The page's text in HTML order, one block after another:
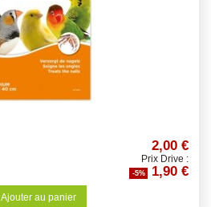
2,00 €
Prix Drive :
-5% 1,90 €
Ajouter au panier